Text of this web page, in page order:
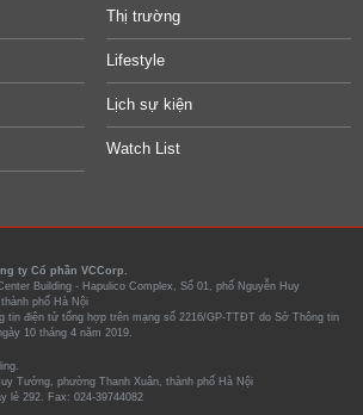
Thị trường
Lifestyle
Lịch sự kiện
Watch List
ty Cổ phần VCCorp.
Building - Hapulico Complex, Số 01, phố Nguyễn Huy
phố Hà Nội
tin điện tử tổng hợp trên mạng số 2216/GP-TTĐT do Sở Thông tin
10 tháng 4 năm 2019.
Tưởng, phường Thanh Xuân, thành phố Hà Nội
lẻ 292. Fax: 024-39744082